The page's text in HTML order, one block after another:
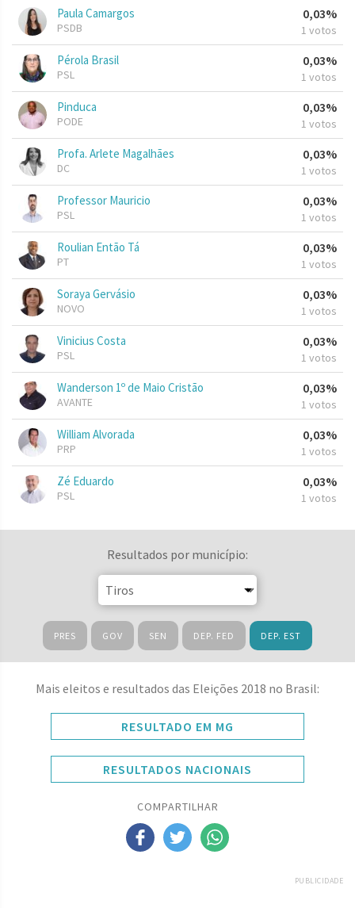
Paula Camargos
PSDB
0,03%
1 votos
Pérola Brasil
PSL
0,03%
1 votos
Pinduca
PODE
0,03%
1 votos
Profa. Arlete Magalhães
DC
0,03%
1 votos
Professor Mauricio
PSL
0,03%
1 votos
Roulian Então Tá
PT
0,03%
1 votos
Soraya Gervásio
NOVO
0,03%
1 votos
Vinicius Costa
PSL
0,03%
1 votos
Wanderson 1º de Maio Cristão
AVANTE
0,03%
1 votos
William Alvorada
PRP
0,03%
1 votos
Zé Eduardo
PSL
0,03%
1 votos
Resultados por município:
PRES GOV SEN DEP. FED DEP. EST
Mais eleitos e resultados das Eleições 2018 no Brasil:
RESULTADO EM MG
RESULTADOS NACIONAIS
COMPARTILHAR
PUBLICIDADE